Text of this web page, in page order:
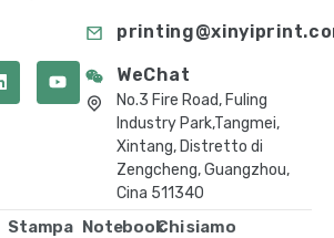
WeChat
No.3 Fire Road, Fuling
Industry Park,Tangmei,
Xintang, Distretto di
Zengcheng, Guangzhou,
Cina 511340
Stampa NotebookChi siamo